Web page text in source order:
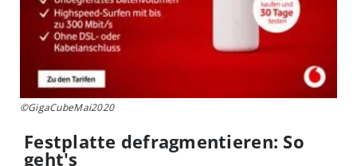
©GigaCubeMai2020
Festplatte defragmentieren: So
geht's